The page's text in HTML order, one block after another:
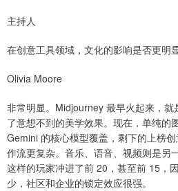
主持人
在创意工具领域，文化的影响是否更明
Olivia Moore
非常明显。Midjourney 最早火起来，就
了意想不到的美学效果。现在，单纯的
Gemini 的核心模型覆盖，剩下的上榜
作流更复杂。音乐、语音、视频则是
这样的玩家冲进了前 20，甚至前 15，
少，社区和企业的锁定效应很强。